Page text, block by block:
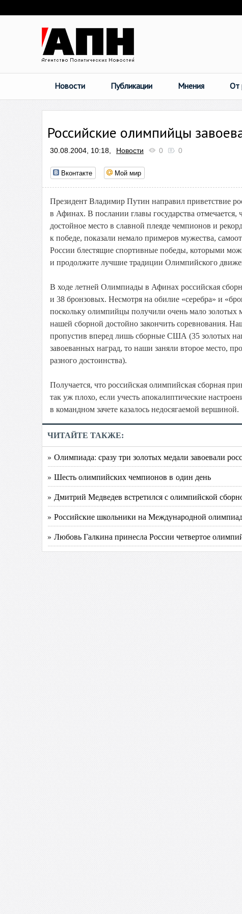
Новости Публикации Мнения От
Российские олимпийцы
30.08.2004, 10:18, Новости 0 0
Вконтакте Мой мир
Президент Владимир Путин направил приветствие
в Афинах. В послании главы государства
достойное место в славной плеяде чемпионов и
к победе, показали немало примеров мужества,
России блестящие спортивные победы, которыми
и продолжите лучшие традиции Олимпийского
В ходе летней Олимпиады в Афинах российская
и 38 бронзовых. Несмотря на обилие «серебра» и
поскольку олимпийцы получили очень мало
нашей сборной достойно закончить соревнования.
пропустив вперед лишь сборные США (35 золотых
завоеванных наград, то наши заняли второе место,
разного достоинства).
Получается, что российская олимпийская сборная
так уж плохо, если учесть апокалиптические
в командном зачете казалось недосягаемой вершиной.
ЧИТАЙТЕ ТАКЖЕ:
» Олимпиада: сразу три золотых медали завоевали
» Шесть олимпийских чемпионов в один день
» Дмитрий Медведев встретился с олимпийской
» Российские школьники на Международной
» Любовь Галкина принесла России четвертое